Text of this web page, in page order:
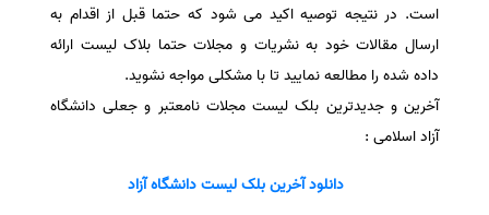
است. در نتیجه توصیه اکید می شود که حتما قبل از اقدام به
ارسال مقالات خود به نشریات و مجلات حتما بلاک لیست ارائه
داده شده را مطالعه نمایید تا با مشکلی مواجه نشوید.
آخرین و جدیدترین بلک لیست مجلات نامعتبر و جعلی دانشگاه
آزاد اسلامی :
دانلود آخرین بلک لیست دانشگاه آزاد